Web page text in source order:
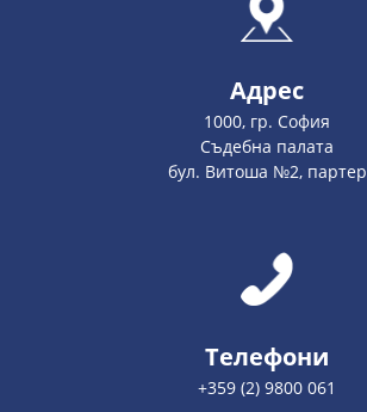
Адрес
1000, гр. София
Съдебна палата
бул. Витоша №2, партер
Телефони
+359 (2) 9800 061